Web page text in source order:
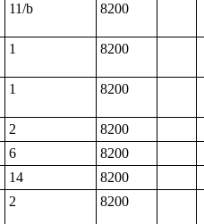
11/b 8200
1 8200
1 8200
2
8200
6
8200
14
8200
2 8200